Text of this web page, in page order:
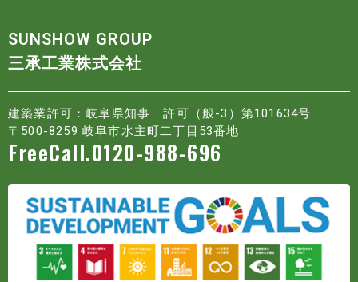
SUNSHOW GROUP
三承工業株式会社
建築業許可：岐阜県知事 許可（般-3）第101634号
〒500-8259 岐阜市水主町二丁目53番地
FreeCall.0120-988-696